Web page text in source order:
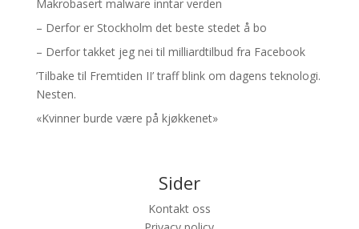
Makrobasert malware inntar verden
– Derfor er Stockholm det beste stedet å bo
– Derfor takket jeg nei til milliardtilbud fra Facebook
’Tilbake til Fremtiden II’ traff blink om dagens teknologi.
Nesten.
«Kvinner burde være på kjøkkenet»
Sider
Kontakt oss